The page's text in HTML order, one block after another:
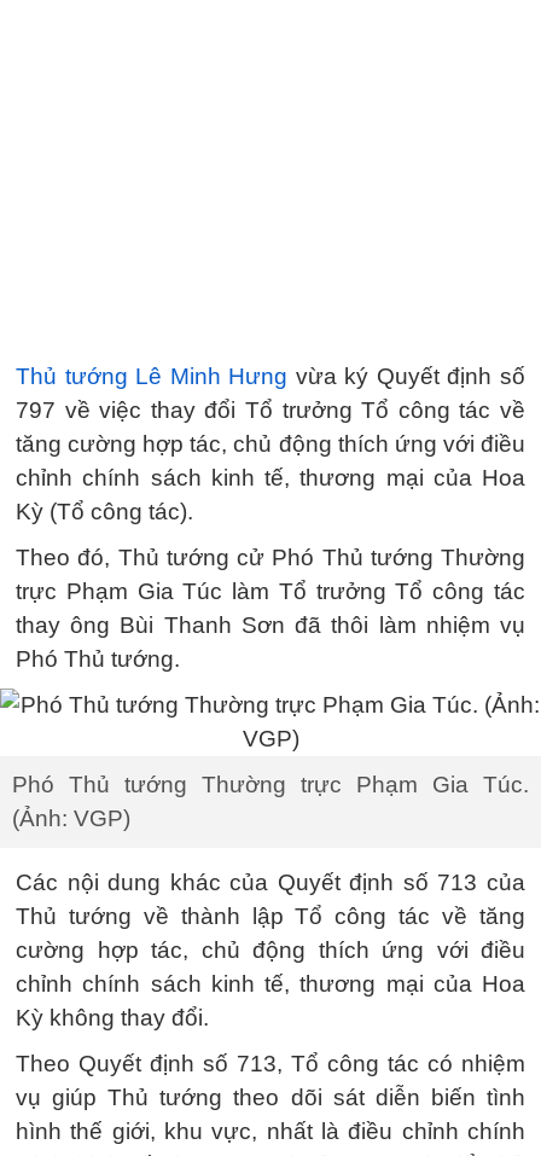
Thủ tướng Lê Minh Hưng vừa ký Quyết định số
797 về việc thay đổi Tổ trưởng Tổ công tác về
tăng cường hợp tác, chủ động thích ứng với điều
chỉnh chính sách kinh tế, thương mại của Hoa
Kỳ (Tổ công tác).
Theo đó, Thủ tướng cử Phó Thủ tướng Thường
trực Phạm Gia Túc làm Tổ trưởng Tổ công tác
thay ông Bùi Thanh Sơn đã thôi làm nhiệm vụ
Phó Thủ tướng.
Phó Thủ tướng Thường trực Phạm Gia Túc.
(Ảnh: VGP)
Các nội dung khác của Quyết định số 713 của
Thủ tướng về thành lập Tổ công tác về tăng
cường hợp tác, chủ động thích ứng với điều
chỉnh chính sách kinh tế, thương mại của Hoa
Kỳ không thay đổi.
Theo Quyết định số 713, Tổ công tác có nhiệm
vụ giúp Thủ tướng theo dõi sát diễn biến tình
hình thế giới, khu vực, nhất là điều chỉnh chính